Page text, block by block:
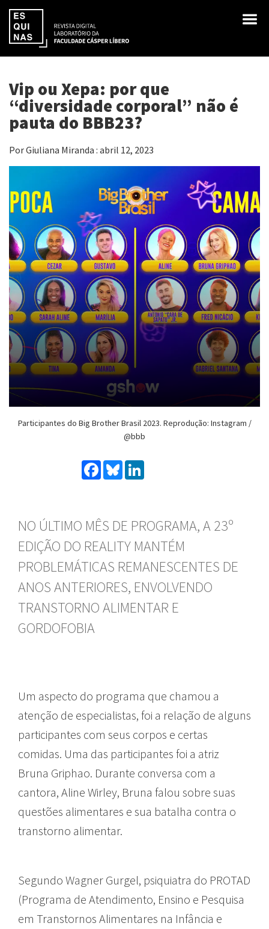
Vip ou Xepa: por que
“diversidade corporal” não é
pauta do BBB23?
Por Giuliana Miranda : abril 12, 2023
Participantes do Big Brother Brasil 2023. Reprodução: Instagram /
@bbb
Facebook
Bluesky
NO ÚLTIMO MÊS DE PROGRAMA, A 23º
EDIÇÃO DO REALITY MANTÉM
PROBLEMÁTICAS REMANESCENTES DE
ANOS ANTERIORES, ENVOLVENDO
TRANSTORNO ALIMENTAR E
GORDOFOBIA
Um aspecto do programa que chamou a
atenção de especialistas, foi a relação de alguns
participantes com seus corpos e certas
comidas. Uma das participantes foi a atriz
Bruna Griphao. Durante conversa com a
cantora, Aline Wirley, Bruna falou sobre suas
questões alimentares e sua batalha contra o
transtorno alimentar.
Segundo Wagner Gurgel, psiquiatra do PROTAD
(Programa de Atendimento, Ensino e Pesquisa
em Transtornos Alimentares na Infância e